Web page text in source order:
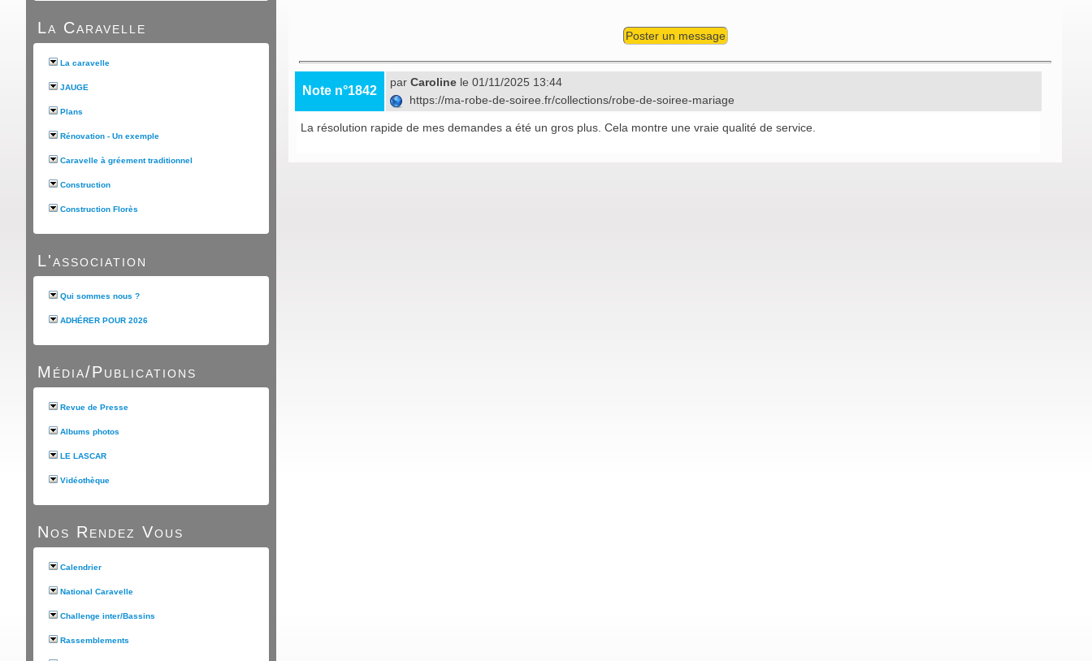
La Caravelle
La caravelle
JAUGE
Plans
Rénovation - Un exemple
Caravelle à gréement traditionnel
Construction
Construction Florès
L'association
Qui sommes nous ?
ADHÉRER POUR 2026
Média/Publications
Revue de Presse
Albums photos
LE LASCAR
Vidéothèque
Nos Rendez Vous
Calendrier
National Caravelle
Challenge inter/Bassins
Rassemblements
Poster un message
Note n°1842
par Caroline le 01/11/2025 13:44
https://ma-robe-de-soiree.fr/collections/robe-de-soiree-mariage
La résolution rapide de mes demandes a été un gros plus. Cela montre une vraie qualité de service.